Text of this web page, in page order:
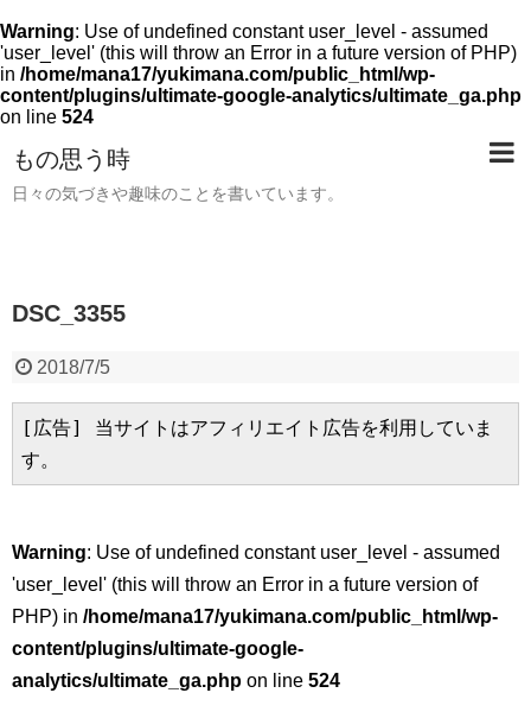
Warning: Use of undefined constant user_level - assumed
'user_level' (this will throw an Error in a future version of PHP)
in /home/mana17/yukimana.com/public_html/wp-
content/plugins/ultimate-google-analytics/ultimate_ga.php
on line 524
もの思う時
日々の気づきや趣味のことを書いています。
DSC_3355
2018/7/5
[広告] 当サイトはアフィリエイト広告を利用していま
す。
Warning: Use of undefined constant user_level - assumed
'user_level' (this will throw an Error in a future version of
PHP) in /home/mana17/yukimana.com/public_html/wp-
content/plugins/ultimate-google-
analytics/ultimate_ga.php on line 524